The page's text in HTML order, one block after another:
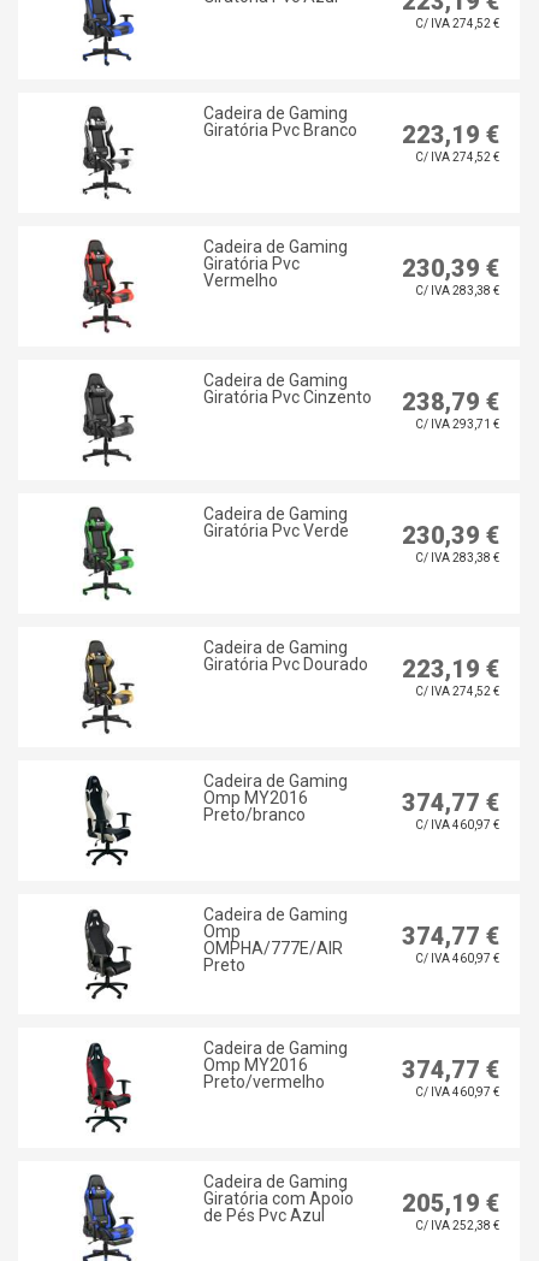
C/ IVA 274,52 €
Cadeira de Gaming
Giratória Pvc Branco
223,19 €
C/ IVA 274,52 €
Cadeira de Gaming
Giratória Pvc
Vermelho
230,39 €
C/ IVA 283,38 €
Cadeira de Gaming
Giratória Pvc Cinzento
238,79 €
C/ IVA 293,71 €
Cadeira de Gaming
Giratória Pvc Verde
230,39 €
C/ IVA 283,38 €
Cadeira de Gaming
Giratória Pvc Dourado
223,19 €
C/ IVA 274,52 €
Cadeira de Gaming
Omp MY2016
Preto/branco
374,77 €
C/ IVA 460,97 €
Cadeira de Gaming
Omp
OMPHA/777E/AIR
Preto
374,77 €
C/ IVA 460,97 €
Cadeira de Gaming
Omp MY2016
Preto/vermelho
374,77 €
C/ IVA 460,97 €
Cadeira de Gaming
Giratória com Apoio
de Pés Pvc Azul
205,19 €
C/ IVA 252,38 €